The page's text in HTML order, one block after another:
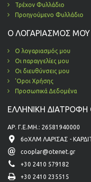
Τρέχον Φυλλάδιο
Προηγούμενο Φυλλάδιο
Ο ΛΟΓΑΡΙΑΣΜΌΣ ΜΟΥ
Ο λογαριασμός μου
Οι παραγγελίες μου
Οι διευθύνσεις μου
'Οροι Χρήσης
Προσωπικά Δεδομένα
ΕΛΛΗΝΙΚΗ ΔΙΑΤΡΟΦΗ
ΑΡ. Γ.Ε.ΜΗ.: 26581940000
6οΧΛΜ ΛΑΡΙΣΑΣ -
cooplar@otenet.gr
+30 2410 579182
+30 2410 235515